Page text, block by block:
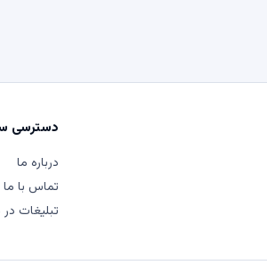
دسترسی
درباره ما
تماس با ما
تبلیغات در